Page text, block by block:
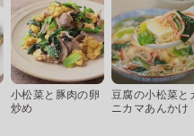
小松菜と豚肉の卵
炒め
豆腐の小松菜と
ニカマあんかけ